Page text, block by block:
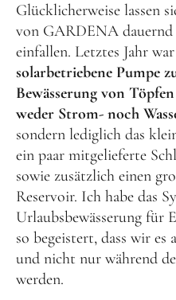
Glücklicherweise lassen
von GARDENA dauernd
einfallen. Letztes Jahr war
solarbetriebene Pumpe
Bewässerung von
weder Strom- noch
sondern lediglich das
ein paar mitgelieferte
sowie zusätzlich einen
Reservoir. Ich habe das
Urlaubsbewässerung für
so begeistert, dass wir es
und nicht nur während
werden.